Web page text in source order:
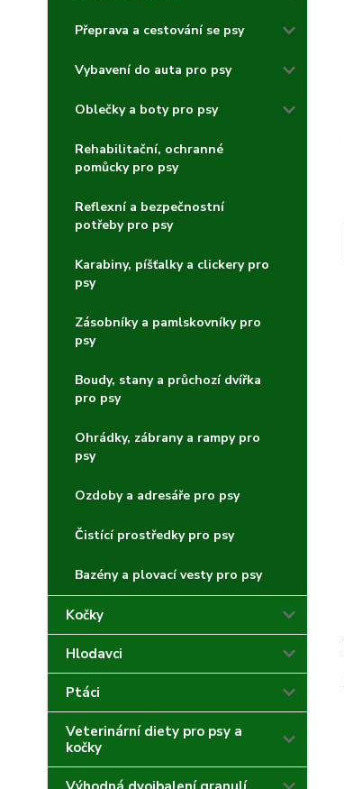
Přeprava a cestování se psy
Vybavení do auta pro psy
Oblečky a boty pro psy
Rehabilitační, ochranné
pomůcky pro psy
Reflexní a bezpečnostní
potřeby pro psy
Karabiny, píšťalky a clickery pro
psy
Zásobníky a pamlskovníky pro
psy
Boudy, stany a průchozí dvířka
pro psy
Ohrádky, zábrany a rampy pro
psy
Ozdoby a adresáře pro psy
Čistící prostředky pro psy
Bazény a plovací vesty pro psy
Kočky
Hlodavci
Ptáci
Veterinární diety pro psy a
kočky